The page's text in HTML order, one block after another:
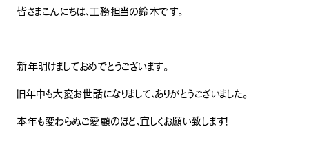
皆さまこんにちは、工務担当の鈴木です。
新年明けましておめでとうございます。
旧年中も大変お世話になりまして、ありがとうございました。
本年も変わらぬご愛顧のほど、宜しくお願い致します！